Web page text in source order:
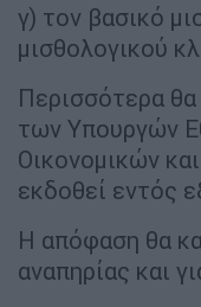
γ) τον βασικό
μισθολογικού
Περισσότερα θα
των Υπουργών
Οικονομικών
εκδοθεί εντός
Η απόφαση θα
αναπηρίας και